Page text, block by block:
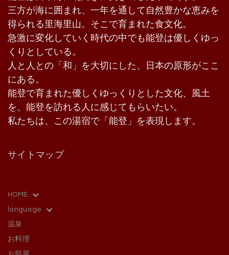
三方が海に囲まれ、一年を通して自然豊かな恵みを
得られる里海里山。そこで育まれた食文化。
急激に変化していく時代の中でも能登は優しくゆっ
くりとしている。
人と人との「和」を大切にした、日本の原形がここ
にある。
能登で育まれた優しくゆっくりとした文化、風土
を、能登を訪れる人に感じてもらいたい。
私たちは、この湯宿で「能登」を表現します。
サイトマップ
HOME
language
温泉
お料理